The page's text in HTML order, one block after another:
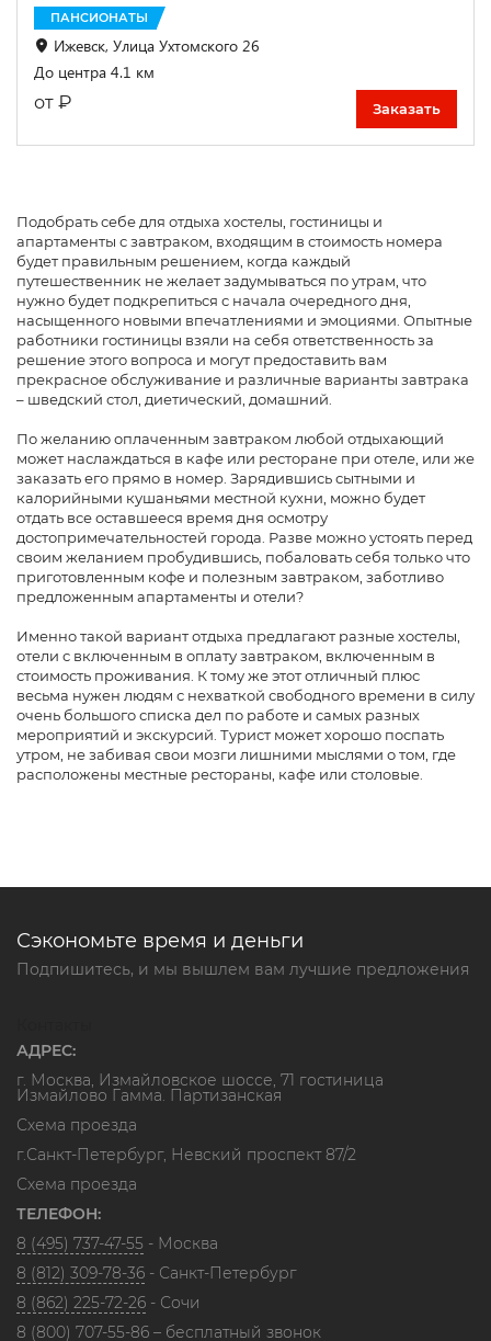
ПАНСИОНАТЫ
Ижевск, Улица Ухтомского 26
До центра 4.1 км
от ₽ Заказать
Подобрать себе для отдыха хостелы, гостиницы и
апартаменты с завтраком, входящим в стоимость номера
будет правильным решением, когда каждый
путешественник не желает задумываться по утрам, что
нужно будет подкрепиться с начала очередного дня,
насыщенного новыми впечатлениями и эмоциями. Опытные
работники гостиницы взяли на себя ответственность за
решение этого вопроса и могут предоставить вам
прекрасное обслуживание и различные варианты завтрака
– шведский стол, диетический, домашний.
По желанию оплаченным завтраком любой отдыхающий
может наслаждаться в кафе или ресторане при отеле, или же
заказать его прямо в номер. Зарядившись сытными и
калорийными кушаньями местной кухни, можно будет
отдать все оставшееся время дня осмотру
достопримечательностей города. Разве можно устоять перед
своим желанием пробудившись, побаловать себя только что
приготовленным кофе и полезным завтраком, заботливо
предложенным апартаменты и отели?
Именно такой вариант отдыха предлагают разные хостелы,
отели с включенным в оплату завтраком, включенным в
стоимость проживания. К тому же этот отличный плюс
весьма нужен людям с нехваткой свободного времени в силу
очень большого списка дел по работе и самых разных
мероприятий и экскурсий. Турист может хорошо поспать
утром, не забивая свои мозги лишними мыслями о том, где
расположены местные рестораны, кафе или столовые.
Сэкономьте время и деньги
Подпишитесь, и мы вышлем вам лучшие предложения
АДРЕС:
г. Москва, Измайловское шоссе, 71 гостиница
Измайлово Гамма. Партизанская
Схема проезда
г.Санкт-Петербург, Невский проспект 87/2
Схема проезда
ТЕЛЕФОН:
8 (495) 737-47-55 - Москва
8 (812) 309-78-36 - Санкт-Петербург
8 (862) 225-72-26 - Сочи
8 (800) 707-55-86 – бесплатный звонок